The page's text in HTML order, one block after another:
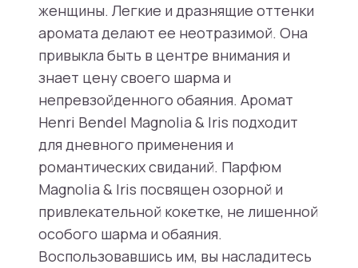
женщины. Легкие и дразнящие оттенки
аромата делают ее неотразимой. Она
привыкла быть в центре внимания и
знает цену своего шарма и
непревзойденного обаяния. Аромат
Henri Bendel Magnolia & Iris подходит
для дневного применения и
романтических свиданий. Парфюм
Magnolia & Iris посвящен озорной и
привлекательной кокетке, не лишенной
особого шарма и обаяния.
Воспользовавшись им, вы насладитесь